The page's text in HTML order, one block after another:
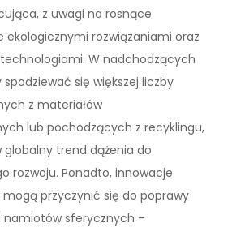
z uwagi na rosnące
ekologicznymi rozwiązaniami oraz
W nadchodzących
się większej liczby
z materiałów
lub pochodzących z recyklingu,
globalny trend dążenia do
rozwoju. Ponadto, innowacje
przyczynić się do poprawy
namiotów sferycznych –